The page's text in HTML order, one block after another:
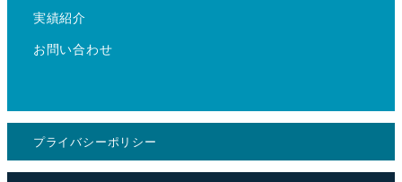
実績紹介
お問い合わせ
プライバシーポリシー